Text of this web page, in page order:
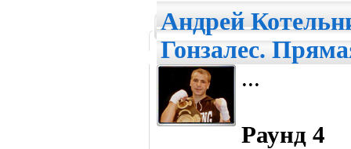
Андрей
Гонзалес.
...
Раунд 4